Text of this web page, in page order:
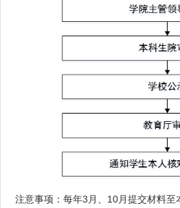
注意事项：每年3月、10月提交材料至